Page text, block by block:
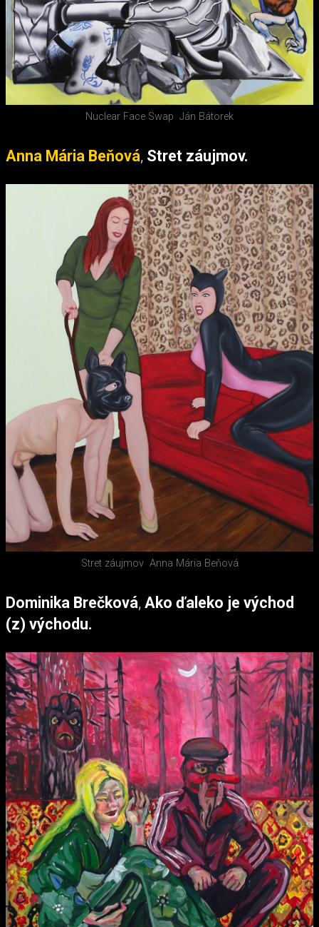
Nuclear Face Swap Ján Bátorek
Anna Mária Beňová, Stret záujmov.
Stret záujmov Anna Mária Beňová
Dominika Brečková, Ako ďaleko je východ
(z) východu.